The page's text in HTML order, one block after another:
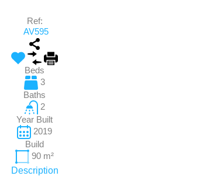
Ref:
AV595
Beds
3
Baths
2
Year Built
2019
Build
90 m²
Description